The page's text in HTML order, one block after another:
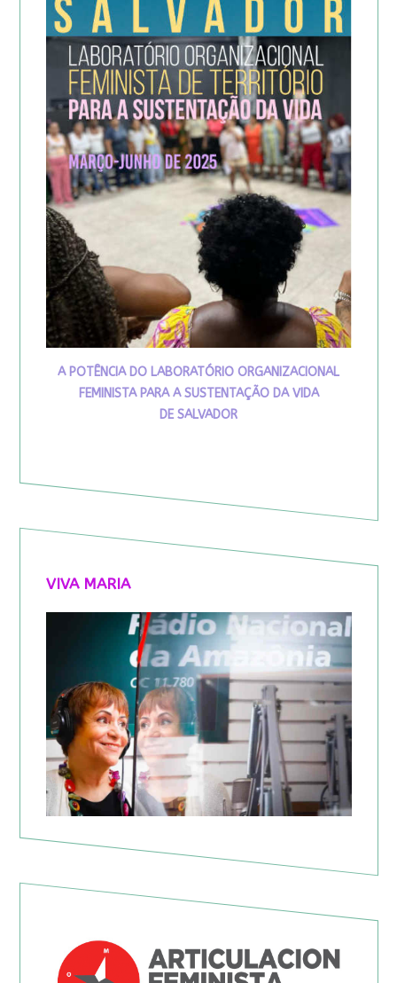
A POTÊNCIA DO LABORATÓRIO ORGANIZACIONAL
FEMINISTA PARA A SUSTENTAÇÃO DA VIDA
DE SALVADOR
VIVA MARIA